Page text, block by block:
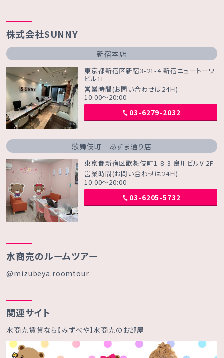
株式会社SUNNY
新宿本店
東京都新宿区新宿3-21-4 新宿ニュートーワ
ビル1F
営業時間(お問い合わせは24Ｈ)
10:00～20:00
03-6279-2032
歌舞伎町 あずま通り店
東京都新宿区歌舞伎町1-8-3 良川ビルV 2F
営業時間(お問い合わせは24Ｈ)
10:00～20:00
03-6205-5732
水商売のルームツアー
@mizubeya.roomtour
関連サイト
水商売賃貸なら【みずべや】水商売のお部屋